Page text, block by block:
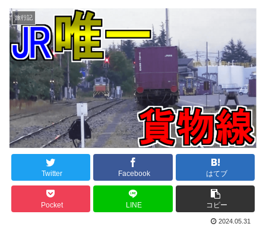
旅行記
Twitter Facebook はてブ
Pocket LINE コピー
2024.05.31